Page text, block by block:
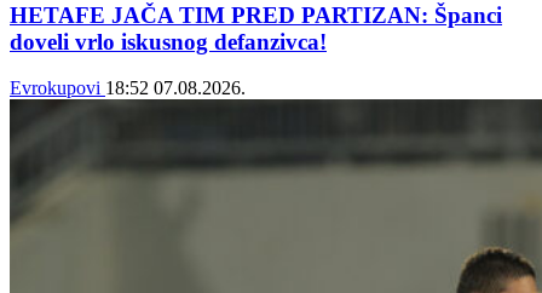
HETAFE JAČA TIM PRED PARTIZAN: Španci
doveli vrlo iskusnog defanzivca!
Evrokupovi 18:52 07.08.2026.